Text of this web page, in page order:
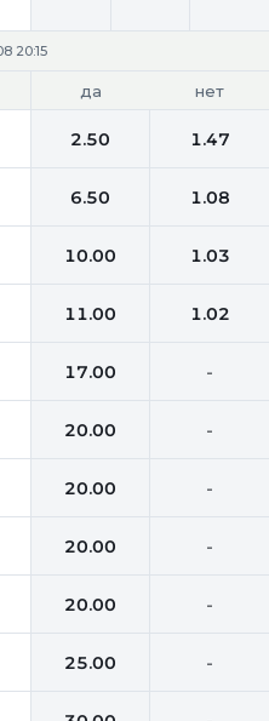
20:15
да нет
2.50 1.47
6.50 1.08
10.00 1.03
11.00 1.02
17.00 -
20.00 -
20.00 -
20.00 -
20.00 -
25.00 -